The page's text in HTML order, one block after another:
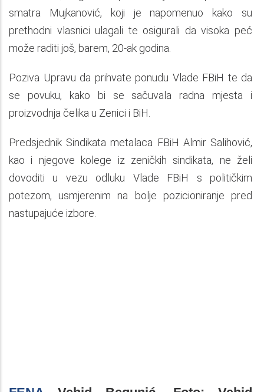
smatra Mujkanović, koji je napomenuo kako su
prethodni vlasnici ulagali te osigurali da visoka peć
može raditi još, barem, 20-ak godina.
Poziva Upravu da prihvate ponudu Vlade FBiH te da
se povuku, kako bi se sačuvala radna mjesta i
proizvodnja čelika u Zenici i BiH.
Predsjednik Sindikata metalaca FBiH Almir Salihović,
kao i njegove kolege iz zeničkih sindikata, ne želi
dovoditi u vezu odluku Vlade FBiH s političkim
potezom, usmjerenim na bolje pozicioniranje pred
nastupajuće izbore.